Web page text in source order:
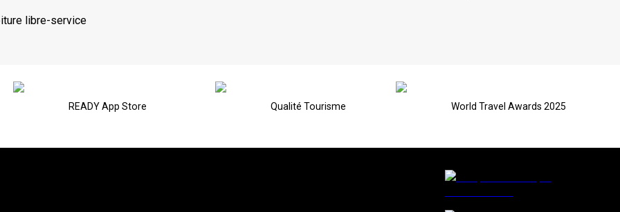
libre-service
READY App Store Qualité Tourisme World Travel Awards 2025